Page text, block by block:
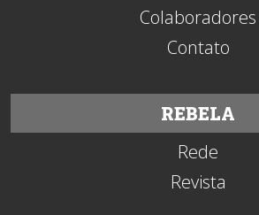
Colaboradores
Contato
REBELA
Rede
Revista